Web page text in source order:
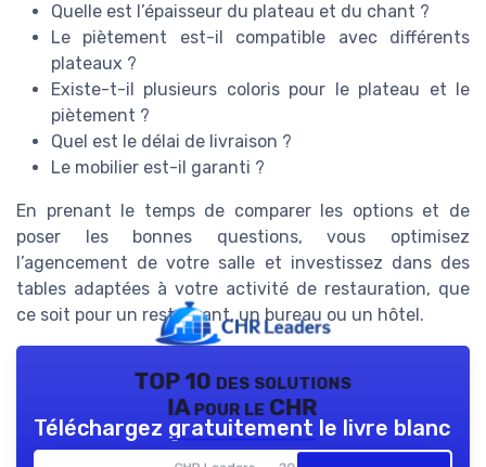
Quelle est l’épaisseur du plateau et du chant ?
Le piètement est-il compatible avec différents
plateaux ?
Existe-t-il plusieurs coloris pour le plateau et le
piètement ?
Quel est le délai de livraison ?
Le mobilier est-il garanti ?
En prenant le temps de comparer les options et de
poser les bonnes questions, vous optimisez
l’agencement de votre salle et investissez dans des
tables adaptées à votre activité de restauration, que
ce soit pour un restaurant, un bureau ou un hôtel.
TOP 10 des solutions
IA pour le CHR
Téléchargez gratuitement le livre blanc